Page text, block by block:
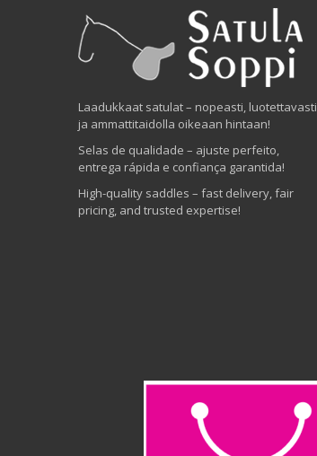
Laadukkaat satulat – nopeasti, luotettavasti
ja ammattitaidolla oikeaan hintaan!
Selas de qualidade – ajuste perfeito,
entrega rápida e confiança garantida!
High-quality saddles – fast delivery, fair
pricing, and trusted expertise!